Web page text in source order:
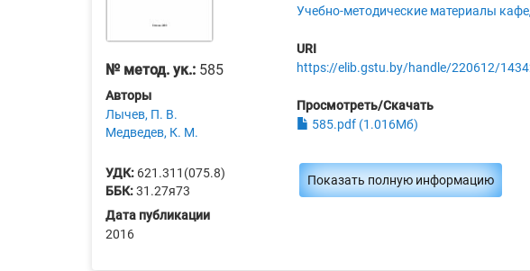
№ метод. ук.: 585
Авторы
Лычев, П. В.
Медведев, К. М.
УДК: 621.311(075.8)
ББК:31.27я73
Дата публикации
2016
Учебно-методические материалы
URI
https://elib.gstu.by/handle/220612/
Просмотреть/Скачать
585.pdf (1.016Мб)
Показать полную информацию